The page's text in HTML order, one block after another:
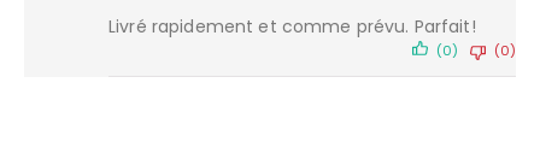
Livré rapidement et comme prévu. Parfait!
(0) (0)